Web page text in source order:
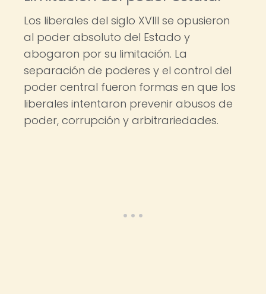
Los liberales del siglo XVIII se opusieron
al poder absoluto del Estado y
abogaron por su limitación. La
separación de poderes y el control del
poder central fueron formas en que los
liberales intentaron prevenir abusos de
poder, corrupción y arbitrariedades.